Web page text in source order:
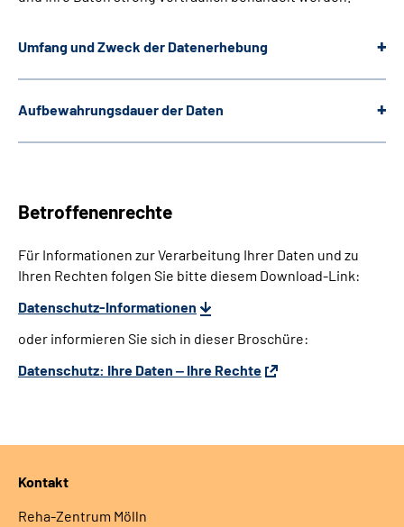
Umfang und Zweck der Datenerhebung
Aufbewahrungsdauer der Daten
Betroffenenrechte
Für Informationen zur Verarbeitung Ihrer Daten und zu
Ihren Rechten folgen Sie bitte diesem Download-Link:
Datenschutz-Informationen
oder informieren Sie sich in dieser Broschüre:
Datenschutz: Ihre Daten ‒ Ihre Rechte
Kontakt
Reha-Zentrum Mölln